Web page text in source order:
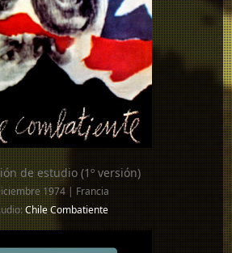
de estudio (1º versión)
1974 | Francia
Chile Combatiente